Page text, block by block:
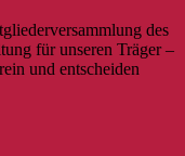
des
für unseren Träger –
und entscheiden